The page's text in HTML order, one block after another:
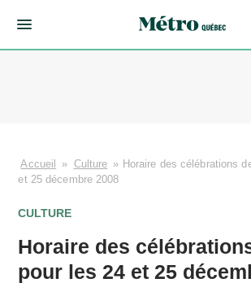
Accueil » Culture » Horaire des célébrations
et 25 décembre 2008
CULTURE
Horaire des
pour les 24 et 25